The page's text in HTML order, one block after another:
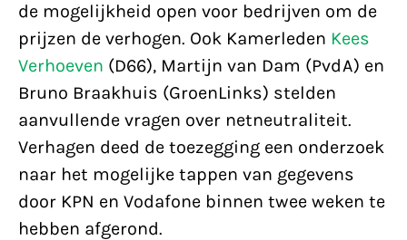
de mogelijkheid open voor bedrijven om de
prijzen de verhogen. Ook Kamerleden Kees
Verhoeven (D66), Martijn van Dam (PvdA) en
Bruno Braakhuis (GroenLinks) stelden
aanvullende vragen over netneutraliteit.
Verhagen deed de toezegging een onderzoek
naar het mogelijke tappen van gegevens
door KPN en Vodafone binnen twee weken te
hebben afgerond.